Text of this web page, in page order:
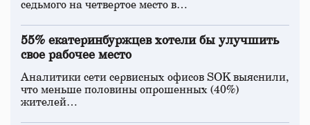
седьмого на четвертое место в…
55% екатеринбуржцев хотели бы улучшить
свое рабочее место
Аналитики сети сервисных офисов SOK выяснили,
что меньше половины опрошенных (40%)
жителей…